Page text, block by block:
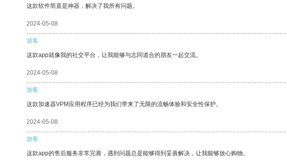
这款软件简直是神器，解决了我所有问题。
2024-05-08
游客
这款app就像我的社交平台，让我能够与志同道合的朋友一起交流。
2024-05-08
游客
这款加速器VPM应用程序已经为我们带来了无限的流畅体验和安全性保护。
2024-05-08
游客
这款app的售后服务非常完善，遇到问题总是能够得到妥善解决，让我能够放心购物。